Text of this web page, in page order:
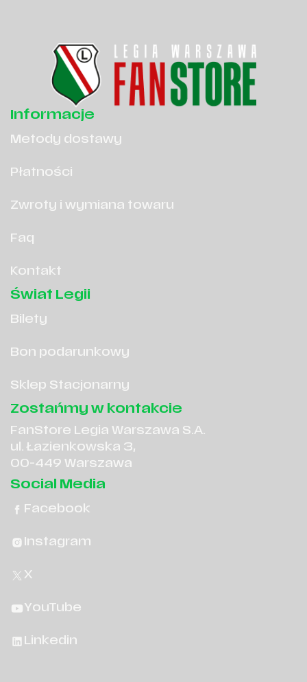
Informacje
Metody dostawy
Płatności
Zwroty i wymiana towaru
Faq
Kontakt
Świat Legii
Bilety
Bon podarunkowy
Sklep Stacjonarny
Zostańmy w kontakcie
FanStore Legia Warszawa S.A.
ul. Łazienkowska 3,
00-449 Warszawa
Social Media
Facebook
Instagram
X
YouTube
Linkedin